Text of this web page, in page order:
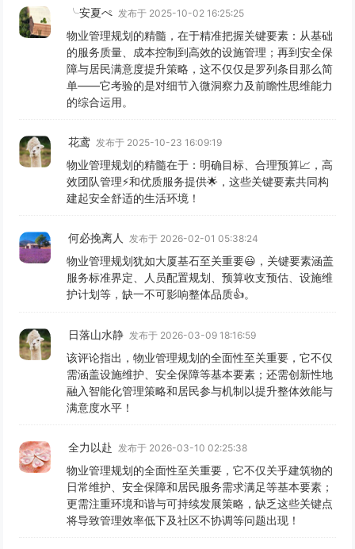
╰安夏ぺ 发布于 2025-10-02 16:25:25
物业管理规划的精髓，在于精准把握关键要素：从基础
的服务质量、成本控制到高效的设施管理；再到安全保
障与居民满意度提升策略，这不仅仅是罗列条目那么简
单——它考验的是对细节入微洞察力及前瞻性思维能力
的综合运用。
花鸢 发布于 2025-10-23 16:09:19
物业管理规划的精髓在于：明确目标、合理预算📈，高
效团队管理⚡️和优质服务提供🌟，这些关键要素共同构
建起安全舒适的生活环境！
何必挽离人 发布于 2026-02-01 05:38:24
物业管理规划犹如大厦基石至关重要😃，关键要素涵盖
服务标准界定、人员配置规划、预算收支预估、设施维
护计划等，缺一不可影响整体品质👍。
日落山水静 发布于 2026-03-09 18:16:59
该评论指出，物业管理规划的全面性至关重要，它不仅
需涵盖设施维护、安全保障等基本要素；还需创新性地
融入智能化管理策略和居民参与机制以提升整体效能与
满意度水平！
全力以赴 发布于 2026-03-10 02:25:38
物业管理规划的全面性至关重要，它不仅关乎建筑物的
日常维护、安全保障和居民服务需求满足等基本要素；
更需注重环境和谐与可持续发展策略，缺乏这些关键点
将导致管理效率低下及社区不协调等问题出现！